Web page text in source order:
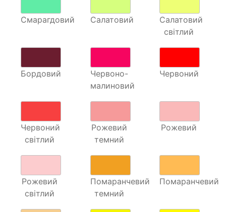
Смарагдовий Салатовий
Салатовий
світлий
Бордовий
Червоно-
малиновий
Червоний
Червоний
світлий
Рожевий
темний
Рожевий
Рожевий
світлий
Помаранчевий
темний
Помаранчевий